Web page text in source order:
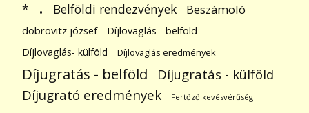
* . Belföldi rendezvények Beszámoló
dobrovitz józsef
Díjlovaglás - belföld
Díjlovaglás- külföld
Díjlovaglás eredmények
Díjugratás - belföld Díjugratás - külföld
Díjugrató eredmények Fertőző kevésvérűség